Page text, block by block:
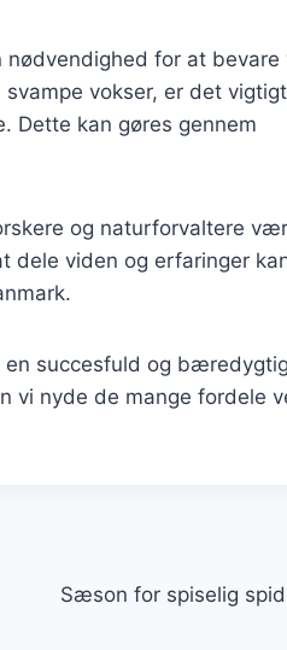
for at bevare
vokser, er det
Dette kan gøres gennem
og naturforvaltere
dele viden og erfaringer
en succesfuld og bæredygtig
vi nyde de mange fordele
Sæson for spiselig